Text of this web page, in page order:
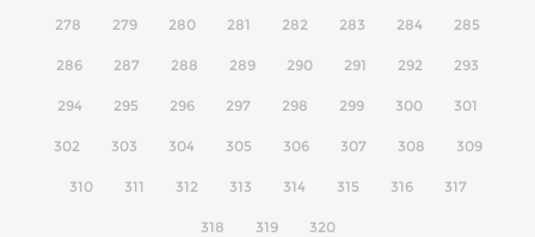
278 279 280 281 282 283 284 285
286 287 288 289 290 291 292 293
294 295 296 297 298 299 300 301
302 303 304 305 306 307 308 309
310 311 312 313 314 315 316 317
318 319 320